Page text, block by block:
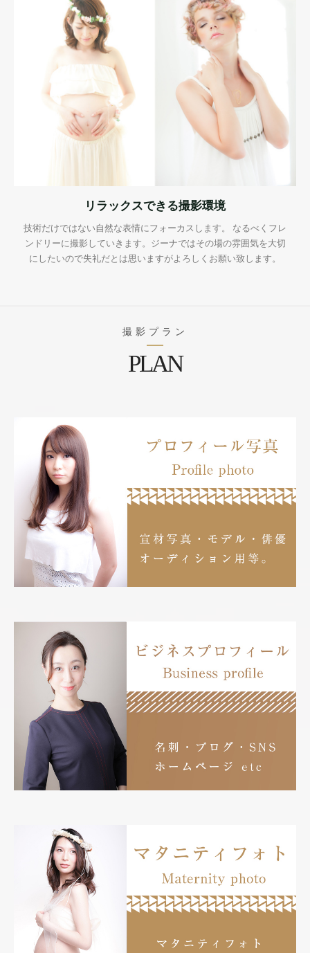
リラックスできる撮影環境
技術だけではない自然な表情にフォーカスします。 なるべくフレ
ンドリーに撮影していきます。ジーナではその場の雰囲気を大切
にしたいので失礼だとは思いますがよろしくお願い致します。
撮影プラン
PLAN